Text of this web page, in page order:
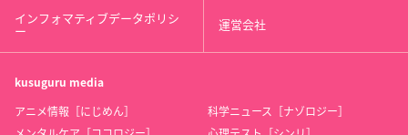
インフォマティブデータポリシ
ー 運営会社
kusuguru media
アニメ情報［にじめん］
科学ニュース［ナゾロジー］